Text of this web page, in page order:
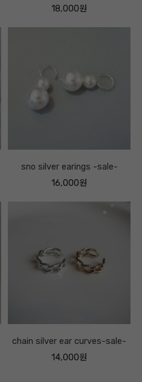
18,000원
sno silver earings -sale-
16,000원
chain silver ear curves-sale-
14,000원